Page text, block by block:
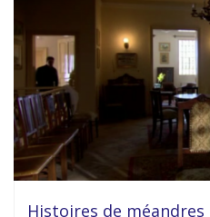
Histoires de méandres